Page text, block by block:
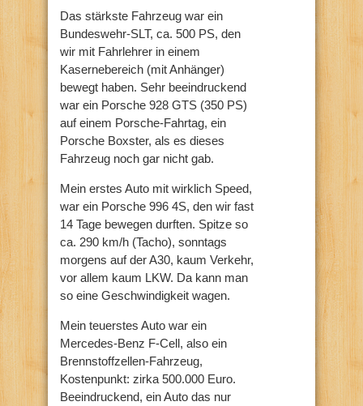
Das stärkste Fahrzeug war ein
Bundeswehr-SLT, ca. 500 PS, den
wir mit Fahrlehrer in einem
Kasernebereich (mit Anhänger)
bewegt haben. Sehr beeindruckend
war ein Porsche 928 GTS (350 PS)
auf einem Porsche-Fahrtag, ein
Porsche Boxster, als es dieses
Fahrzeug noch gar nicht gab.
Mein erstes Auto mit wirklich Speed,
war ein Porsche 996 4S, den wir fast
14 Tage bewegen durften. Spitze so
ca. 290 km/h (Tacho), sonntags
morgens auf der A30, kaum Verkehr,
vor allem kaum LKW. Da kann man
so eine Geschwindigkeit wagen.
Mein teuerstes Auto war ein
Mercedes-Benz F-Cell, also ein
Brennstoffzellen-Fahrzeug,
Kostenpunkt: zirka 500.000 Euro.
Beeindruckend, ein Auto das nur